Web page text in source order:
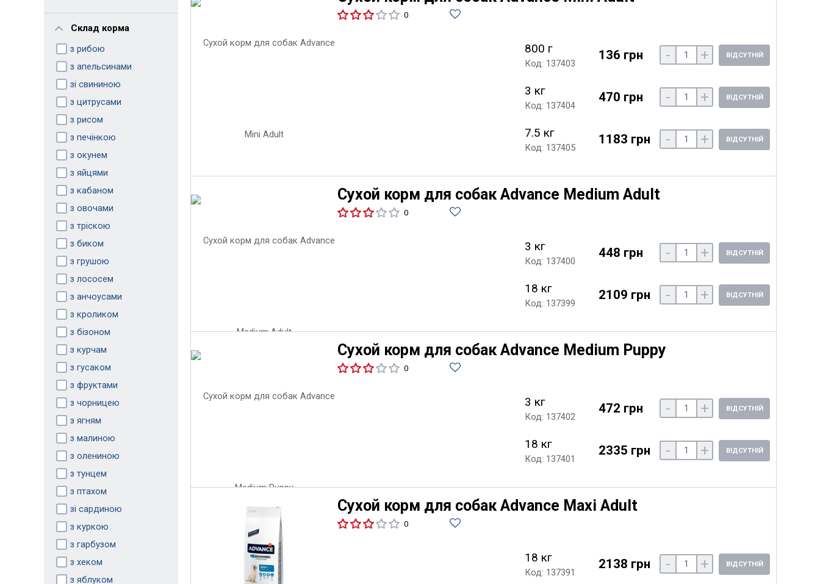
Склад корма
з рибою
з апельсинами
зі свининою
з цитрусами
з рисом
з печінкою
з окунем
з яйцями
з кабаном
з овочами
з тріскою
з биком
з грушою
з лососем
з анчоусами
з кроликом
з бізоном
з курчам
з гусаком
з фруктами
з чорницею
з ягням
з малиною
з олениною
з тунцем
з птахом
зі сардиною
з куркою
з гарбузом
з хеком
з яблуком
0
800 г
Код: 137403
136 грн - + ВІДСУТНІЙ
3 кг
Код: 137404
470 грн - + ВІДСУТНІЙ
7.5 кг
Код: 137405
1183 грн - + ВІДСУТНІЙ
Сухой корм для собак Advance Medium Adult
0
3 кг
Код: 137400
448 грн - + ВІДСУТНІЙ
18 кг
Код: 137399
2109 грн - + ВІДСУТНІЙ
Сухой корм для собак Advance Medium Puppy
0
3 кг
Код: 137402
472 грн - + ВІДСУТНІЙ
18 кг
Код: 137401
2335 грн - + ВІДСУТНІЙ
Сухой корм для собак Advance Maxi Adult
0
18 кг
Код: 137391
2138 грн - + ВІДСУТНІЙ